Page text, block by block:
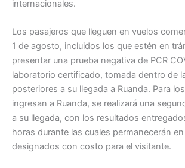
internacionales.
Los pasajeros que lleguen en vuelos
1 de agosto, incluidos los que estén en
presentar una prueba negativa de PCR
laboratorio certificado, tomada dentro de
posteriores a su llegada a Ruanda. Para
ingresan a Ruanda, se realizará una
a su llegada, con los resultados
horas durante las cuales permanecerán
designados con costo para el visitante.